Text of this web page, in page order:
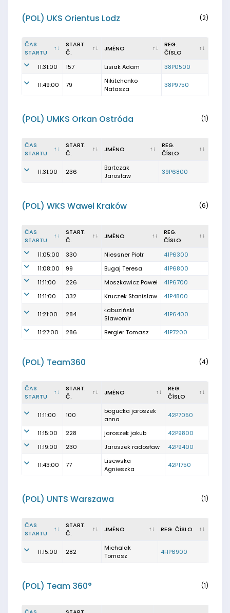
(POL) UKS Orientus Lodz (2)
ČAS
STARTU
START.
Č.
JMÉNO
REG.
ČÍSLO
11:31:00
157 Lisiak Adam 38P0500
11:49:00 79
Nikitchenko
Natasza
38P9750
(POL) UMKS Orkan Ostróda (1)
ČAS
STARTU
START.
Č.
JMÉNO
REG.
ČÍSLO
11:31:00 236
Bartczak
Jarosław
39P6800
(POL) WKS Wawel Kraków (6)
ČAS
STARTU
START.
Č.
JMÉNO
REG.
ČÍSLO
11:05:00
330 Niessner Piotr
41P6300
11:08:00
99 Bugaj Teresa
41P6800
11:11:00
226 Moszkowicz Paweł
41P6700
11:11:00
332 Kruczek Stanisław 41P4800
11:21:00 284
Łabuziński
Sławomir
41P6400
11:27:00 286 Bergier Tomasz 41P7200
(POL) Team360 (4)
ČAS
STARTU
START.
Č.
JMÉNO
REG.
ČÍSLO
11:11:00 100
bogucka jaroszek
anna
42P7050
11:15:00 228 jaroszek jakub
42P9800
11:19:00
230 Jaroszek radosław 42P9400
11:43:00 77
Lisewska
Agnieszka
42P1750
(POL) UNTS Warszawa (1)
ČAS
STARTU
START.
Č.
JMÉNO REG. ČÍSLO
11:15:00 282
Michalak
Tomasz
4HP6900
(POL) Team 360° (1)